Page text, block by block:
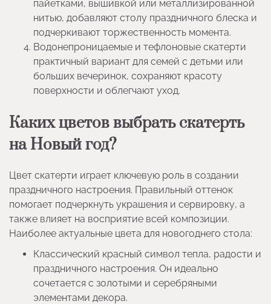
пайетками, вышивкой или металлизированной
нитью, добавляют столу праздничного блеска и
подчеркивают торжественность момента.
Водонепроницаемые и тефлоновые скатерти
практичный вариант для семей с детьми или
больших вечеринок, сохраняют красоту
поверхности и облегчают уход.
Каких цветов выбрать скатерть
на Новый год?
Цвет скатерти играет ключевую роль в создании
праздничного настроения. Правильный оттенок
помогает подчеркнуть украшения и сервировку, а
также влияет на восприятие всей композиции.
Наиболее актуальные цвета для новогоднего стола:
Классический красный символ тепла, радости и
праздничного настроения. Он идеально
сочетается с золотыми и серебряными
элементами декора.